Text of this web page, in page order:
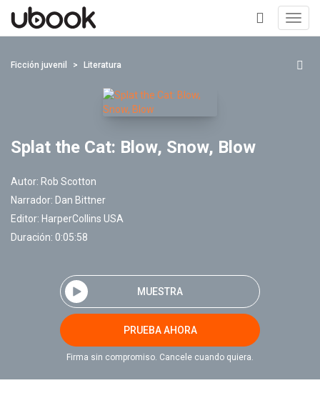
+
Ficción juvenil Literatura
Splat the Cat: Blow, Snow, Blow
Autor: Rob Scotton
Narrador: Dan Bittner
Editor: HarperCollins USA
Duración: 0:05:58
MUESTRA
PRUEBA AHORA
Firma sin compromiso. Cancele cuando quiera.